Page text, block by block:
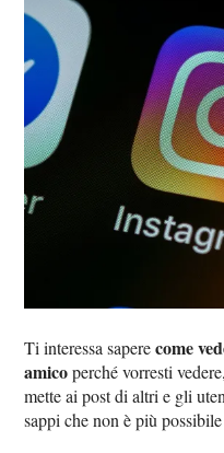
Ti interessa saperecome
amicoperché vorresti
mette ai post di altri e gli
sappi che non è più